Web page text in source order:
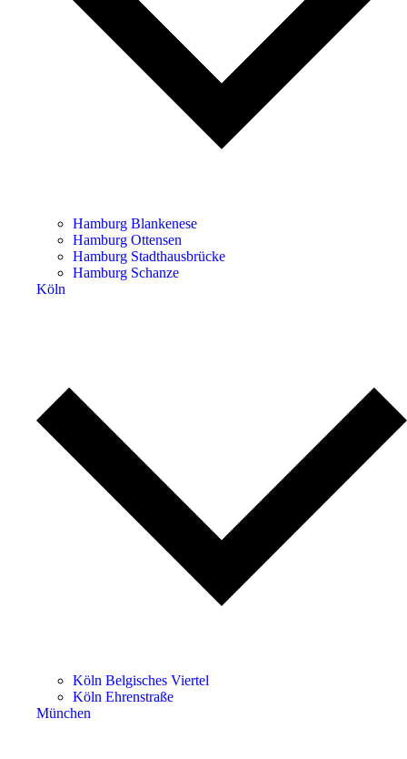
Hamburg Blankenese
Hamburg Ottensen
Hamburg Stadthausbrücke
Hamburg Schanze
Köln
Köln Belgisches Viertel
Köln Ehrenstraße
München